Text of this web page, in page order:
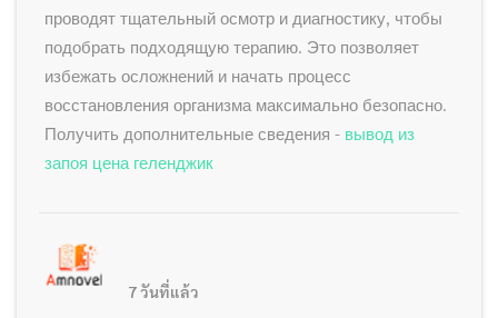
проводят тщательный осмотр и диагностику, чтобы
подобрать подходящую терапию. Это позволяет
избежать осложнений и начать процесс
восстановления организма максимально безопасно.
Получить дополнительные сведения - вывод из
запоя цена геленджик
7 วันที่แล้ว